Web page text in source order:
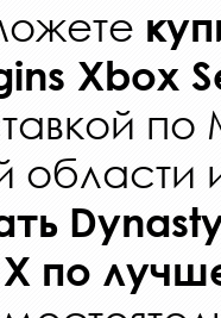
Xbox
по
области
по